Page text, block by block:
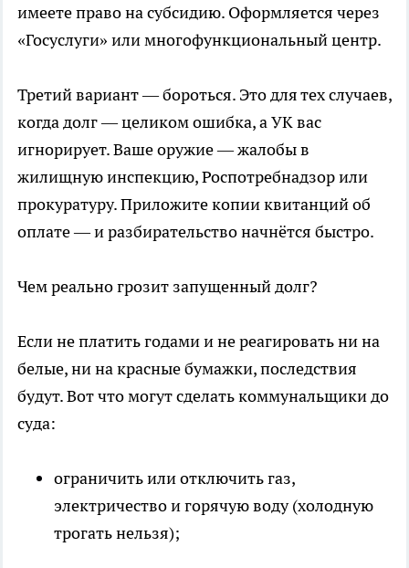
имеете право на субсидию. Оформляется через
«Госуслуги» или многофункциональный центр.
Третий вариант — бороться. Это для тех случаев,
когда долг — целиком ошибка, а УК вас
игнорирует. Ваше оружие — жалобы в
жилищную инспекцию, Роспотребнадзор или
прокуратуру. Приложите копии квитанций об
оплате — и разбирательство начнётся быстро.
Чем реально грозит запущенный долг?
Если не платить годами и не реагировать ни на
белые, ни на красные бумажки, последствия
будут. Вот что могут сделать коммунальщики до
суда:
ограничить или отключить газ,
электричество и горячую воду (холодную
трогать нельзя);